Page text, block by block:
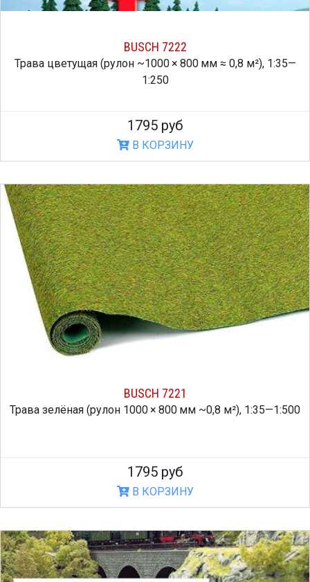
BUSCH 7222
Трава цветущая (рулон ~1000 × 800 мм ≈ 0,8 м²), 1:35—
1:250
1795 руб
В КОРЗИНУ
BUSCH 7221
Трава зелёная (рулон 1000 × 800 мм ~0,8 м²), 1:35—1:500
1795 руб
В КОРЗИНУ